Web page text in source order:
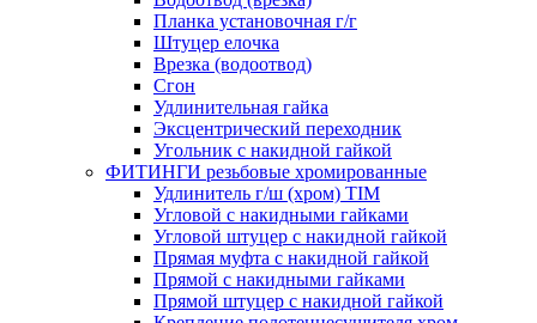
Планка установочная г/г
Штуцер елочка
Врезка (водоотвод)
Сгон
Удлинительная гайка
Эксцентрический переходник
Угольник с накидной гайкой
ФИТИНГИ резьбовые хромированные
Удлинитель г/ш (хром) TIM
Угловой с накидными гайками
Угловой штуцер с накидной гайкой
Прямая муфта с накидной гайкой
Прямой с накидными гайками
Прямой штуцер с накидной гайкой